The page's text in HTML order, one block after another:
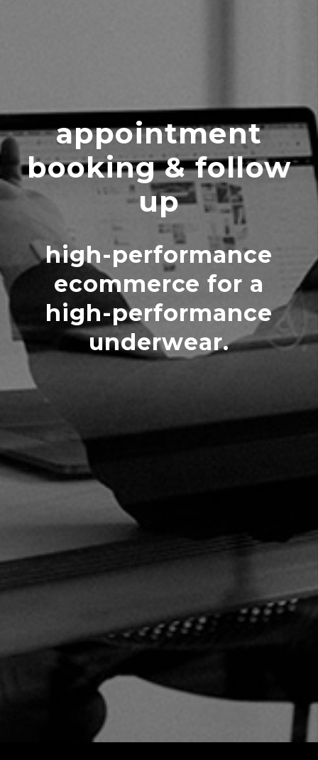
appointment
booking & follow
up
high-performance
ecommerce for a
high-performance
underwear.